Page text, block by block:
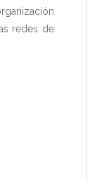
redes de